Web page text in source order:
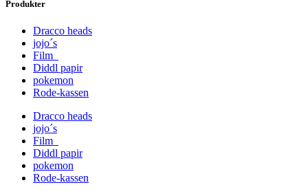
Produkter
Dracco heads
jojo´s
Film
Diddl papir
pokemon
Rode-kassen
Dracco heads
jojo´s
Film
Diddl papir
pokemon
Rode-kassen